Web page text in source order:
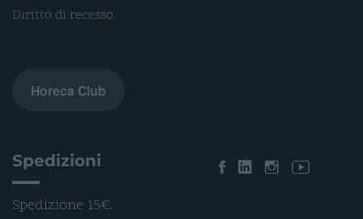
Diritto di recesso
Horeca Club
Spedizioni
Spedizione 15€.